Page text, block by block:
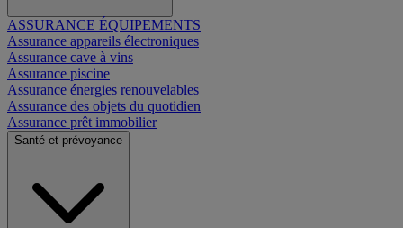
ASSURANCE ÉQUIPEMENTS
Assurance appareils électroniques
Assurance cave à vins
Assurance piscine
Assurance énergies renouvelables
Assurance des objets du quotidien
Assurance prêt immobilier
Santé et prévoyance